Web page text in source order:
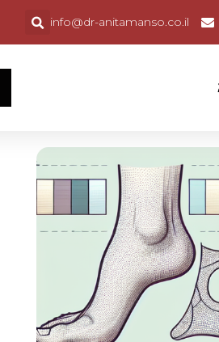
info@dr-anitamanso.co.il